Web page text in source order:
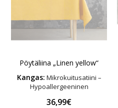
Pöytäliina „Linen yellow“
Kangas: Mikrokuitusatiini –
Hypoallergeeninen
36,99€